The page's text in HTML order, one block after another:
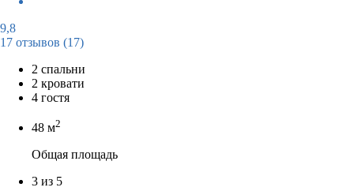
9,8
17 отзывов (17)
2 спальни
2 кровати
4 гостя
48 м2
Общая площадь
3 из 5